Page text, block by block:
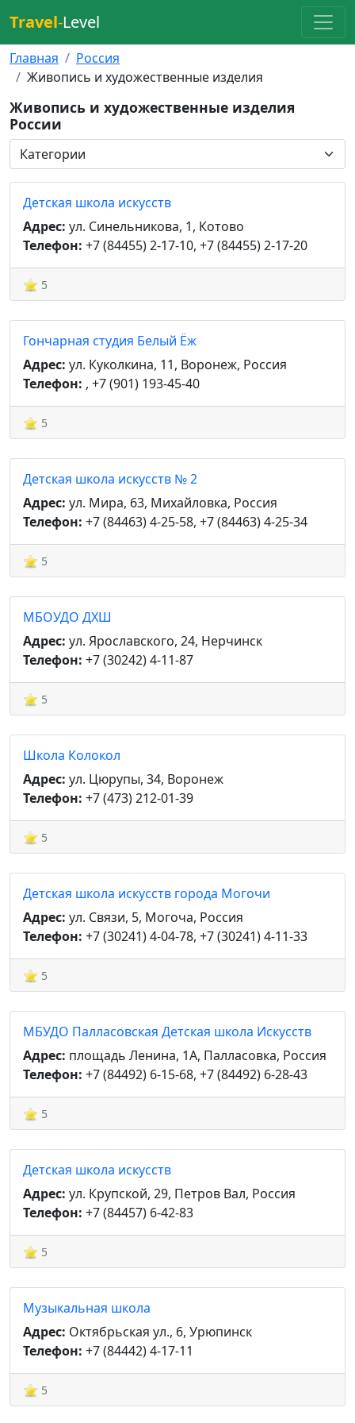
Travel-Level
Главная
Россия
Живопись и художественные изделия
Живопись и художественные изделия
России
Детская школа искусств
Адрес: ул. Синельникова, 1, Котово
Телефон: +7 (84455) 2-17-10, +7 (84455) 2-17-20
5
Гончарная студия Белый Ёж
Адрес: ул. Куколкина, 11, Воронеж, Россия
Телефон: , +7 (901) 193-45-40
5
Детская школа искусств № 2
Адрес: ул. Мира, 63, Михайловка, Россия
Телефон: +7 (84463) 4-25-58, +7 (84463) 4-25-34
5
МБОУДО ДХШ
Адрес: ул. Ярославского, 24, Нерчинск
Телефон: +7 (30242) 4-11-87
5
Школа Колокол
Адрес: ул. Цюрупы, 34, Воронеж
Телефон: +7 (473) 212-01-39
5
Детская школа искусств города Могочи
Адрес: ул. Связи, 5, Могоча, Россия
Телефон: +7 (30241) 4-04-78, +7 (30241) 4-11-33
5
МБУДО Палласовская Детская школа Искусств
Адрес: площадь Ленина, 1А, Палласовка, Россия
Телефон: +7 (84492) 6-15-68, +7 (84492) 6-28-43
5
Детская школа искусств
Адрес: ул. Крупской, 29, Петров Вал, Россия
Телефон: +7 (84457) 6-42-83
5
Музыкальная школа
Адрес: Октябрьская ул., 6, Урюпинск
Телефон: +7 (84442) 4-17-11
5